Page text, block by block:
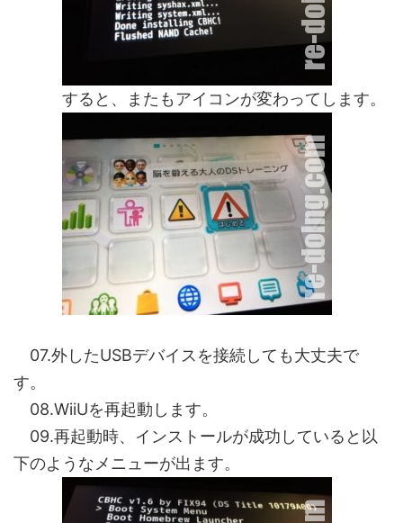
すると、またもアイコンが変わってします。
07.外したUSBデバイスを接続しても大丈夫で
す。
08.WiiUを再起動します。
09.再起動時、インストールが成功していると以
下のようなメニューが出ます。